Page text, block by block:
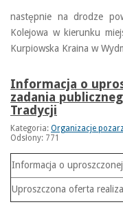
następnie na drodze
Kolejowa w kierunku
Kurpiowska Kraina w
Informacja o
zadania
Tradycji
Kategoria: Organizacje
Odsłony: 771
Informacja o
Uproszczona oferta